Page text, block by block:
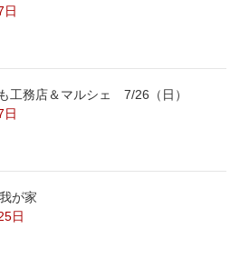
日
工務店＆マルシェ 7/26（日）
日
が家
日